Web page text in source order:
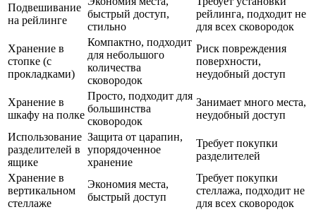
Подвешивание
на рейлинге
быстрый доступ,
стильно
рейлинга, подходит не
для всех сковородок
Хранение в
стопке (с
прокладками)
Компактно, подходит
для небольшого
количества
сковородок
Риск повреждения
поверхности,
неудобный доступ
Хранение в
шкафу на полке
Просто, подходит для
большинства
сковородок
Занимает много места,
неудобный доступ
Использование
разделителей в
ящике
Защита от царапин,
упорядоченное
хранение
Требует покупки
разделителей
Хранение в
вертикальном
стеллаже
Экономия места,
быстрый доступ
Требует покупки
стеллажа, подходит не
для всех сковородок